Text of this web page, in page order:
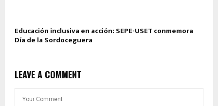
Educación inclusiva en acción: SEPE-USET conmemora
Día de la Sordoceguera
LEAVE A COMMENT